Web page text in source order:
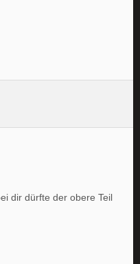
dir dürfte der obere Teil